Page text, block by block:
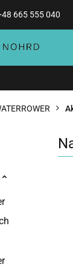
665 555 040
wodne
o
%